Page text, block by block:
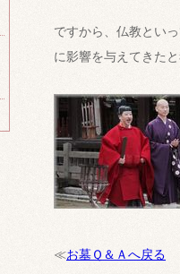
ですから、仏教とい
に影響を与えてきた
≪お墓Ｑ＆Ａへ戻る